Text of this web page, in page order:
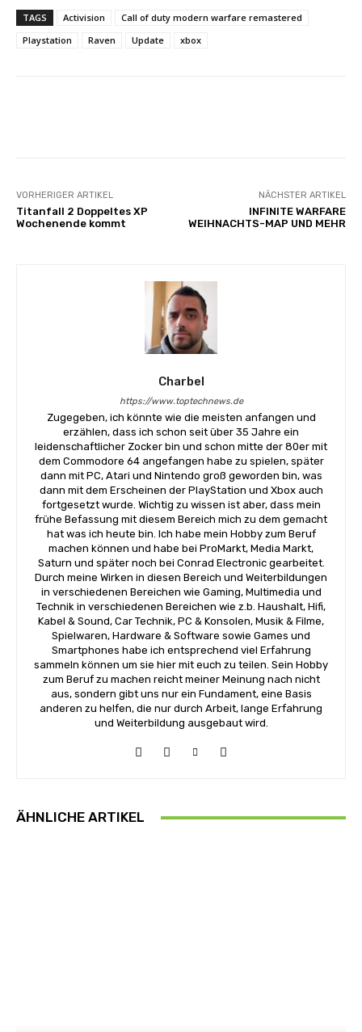
TAGS Activision
Call of duty modern warfare remastered
Playstation
Raven Update xbox
VORHERIGER ARTIKEL
Titanfall 2 Doppeltes XP
Wochenende kommt
NÄCHSTER ARTIKEL
INFINITE WARFARE
WEIHNACHTS-MAP UND MEHR
Charbel
https://www.toptechnews.de
Zugegeben, ich könnte wie die meisten anfangen und
erzählen, dass ich schon seit über 35 Jahre ein
leidenschaftlicher Zocker bin und schon mitte der 80er mit
dem Commodore 64 angefangen habe zu spielen, später
dann mit PC, Atari und Nintendo groß geworden bin, was
dann mit dem Erscheinen der PlayStation und Xbox auch
fortgesetzt wurde. Wichtig zu wissen ist aber, dass mein
frühe Befassung mit diesem Bereich mich zu dem gemacht
hat was ich heute bin. Ich habe mein Hobby zum Beruf
machen können und habe bei ProMarkt, Media Markt,
Saturn und später noch bei Conrad Electronic gearbeitet.
Durch meine Wirken in diesen Bereich und Weiterbildungen
in verschiedenen Bereichen wie Gaming, Multimedia und
Technik in verschiedenen Bereichen wie z.b. Haushalt, Hifi,
Kabel & Sound, Car Technik, PC & Konsolen, Musik & Filme,
Spielwaren, Hardware & Software sowie Games und
Smartphones habe ich entsprechend viel Erfahrung
sammeln können um sie hier mit euch zu teilen. Sein Hobby
zum Beruf zu machen reicht meiner Meinung nach nicht
aus, sondern gibt uns nur ein Fundament, eine Basis
anderen zu helfen, die nur durch Arbeit, lange Erfahrung
und Weiterbildung ausgebaut wird.
ÄHNLICHE ARTIKEL